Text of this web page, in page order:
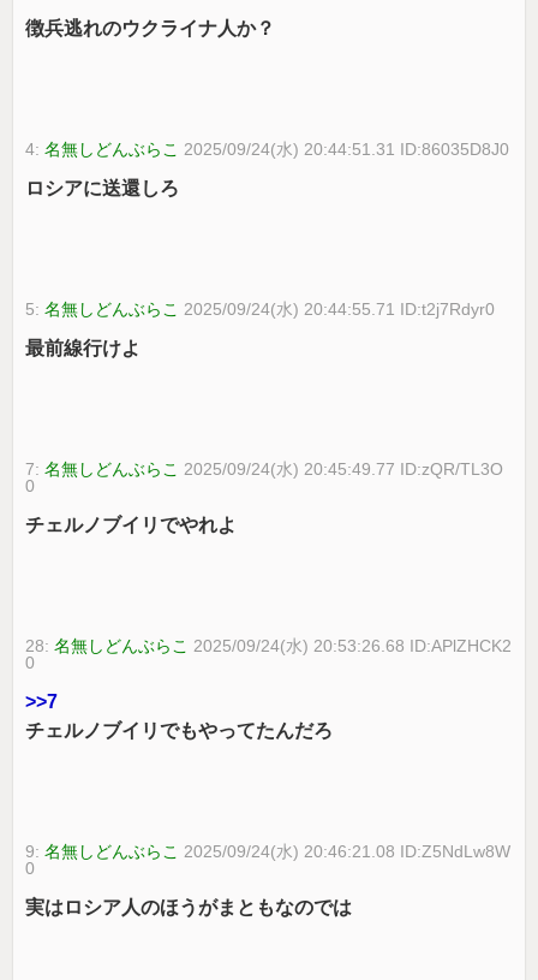
徴兵逃れのウクライナ人か？
4:名無しどんぶらこ 2025/09/24(水) 20:44:51.31 ID:86035D8J0
ロシアに送還しろ
5:名無しどんぶらこ 2025/09/24(水) 20:44:55.71 ID:t2j7Rdyr0
最前線行けよ
7:名無しどんぶらこ 2025/09/24(水) 20:45:49.77 ID:zQR/TL3O
0
チェルノブイリでやれよ
28:名無しどんぶらこ 2025/09/24(水) 20:53:26.68 ID:APlZHCK2
0
>>7
チェルノブイリでもやってたんだろ
9:名無しどんぶらこ 2025/09/24(水) 20:46:21.08 ID:Z5NdLw8W
0
実はロシア人のほうがまともなのでは